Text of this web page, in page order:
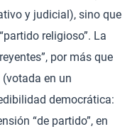
y judicial), sino que
religioso”. La
por más que
en un
democrática:
“de partido”, en